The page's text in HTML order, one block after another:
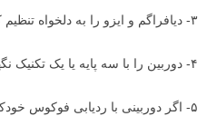
۳- دیافراگم و ایزو را به دلخواه تنظیم کنید
۴- دوربین را با سه پایه یا یک تکنیک نگهداری محکم، ثابت کنید